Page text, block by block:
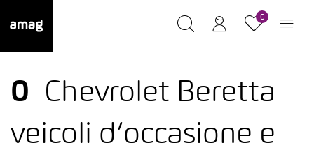
0
0
Chevrolet Beretta
veicoli d’occasione e